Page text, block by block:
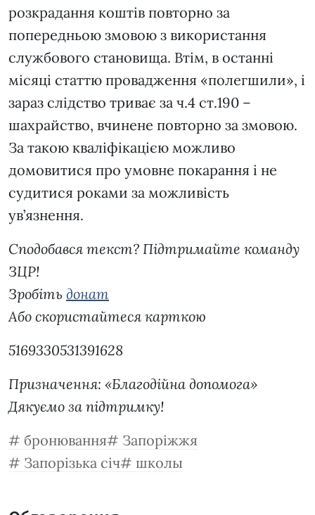
розкрадання коштів повторно за
попередньою змовою з використання
службового становища. Втім, в останні
місяці статтю провадження «полегшили», і
зараз слідство триває за ч.4 ст.190 –
шахрайство, вчинене повторно за змовою.
За такою кваліфікацією можливо
домовитися про умовне покарання і не
судитися роками за можливість
ув’язнення.
Сподобався текст? Підтримайте команду
ЗЦР!
Зробіть донат
Або скористайтеся карткою
5169330531391628
Призначення: «Благодійна допомога»
Дякуємо за підтримку!
бронювання
Запоріжжя
Запорізька січ
школы